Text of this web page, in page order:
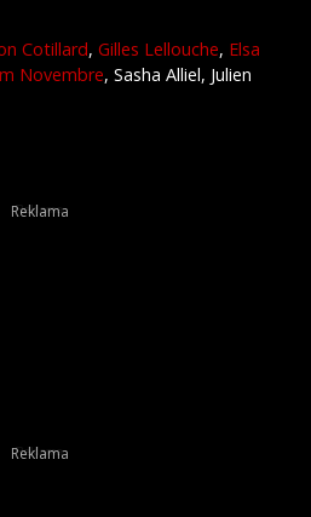
Cotillard, Gilles Lellouche, Elsa
Novembre, Sasha Alliel, Julien